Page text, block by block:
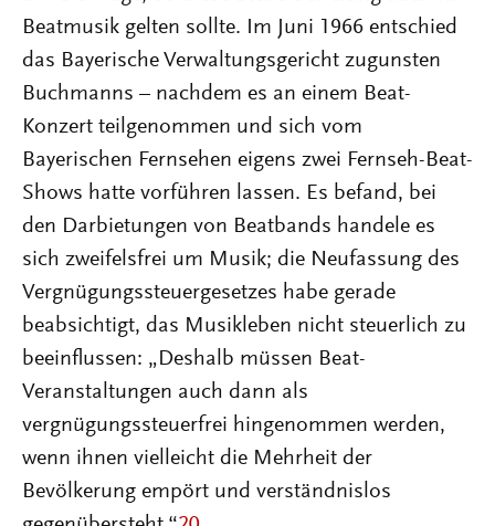
Beatmusik gelten sollte. Im Juni 1966 entschied
das Bayerische Verwaltungsgericht zugunsten
Buchmanns – nachdem es an einem Beat-
Konzert teilgenommen und sich vom
Bayerischen Fernsehen eigens zwei Fernseh-Beat-
Shows hatte vorführen lassen. Es befand, bei
den Darbietungen von Beatbands handele es
sich zweifelsfrei um Musik; die Neufassung des
Vergnügungssteuergesetzes habe gerade
beabsichtigt, das Musikleben nicht steuerlich zu
beeinflussen: „Deshalb müssen Beat-
Veranstaltungen auch dann als
vergnügungssteuerfrei hingenommen werden,
wenn ihnen vielleicht die Mehrheit der
Bevölkerung empört und verständnislos